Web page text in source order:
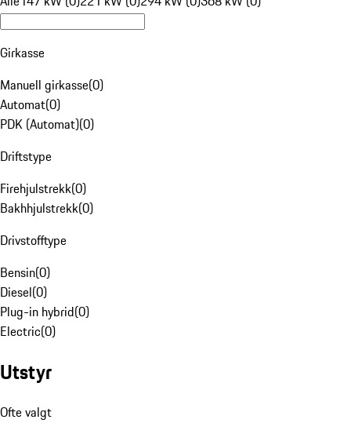
Girkasse
Manuell girkasse(0)
Automat(0)
PDK (Automat)(0)
Driftstype
Firehjulstrekk(0)
Bakhhjulstrekk(0)
Drivstofftype
Bensin(0)
Diesel(0)
Plug-in hybrid(0)
Electric(0)
Utstyr
Ofte valgt